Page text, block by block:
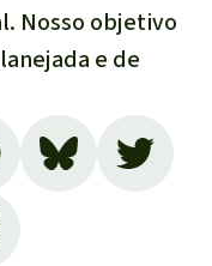
Nosso objetivo
e de